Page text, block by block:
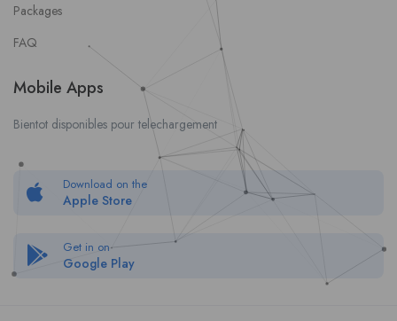
Packages
FAQ
Mobile Apps
Bientot disponibles pour telechargement
Download on the
Apple Store
Get in on
Google Play